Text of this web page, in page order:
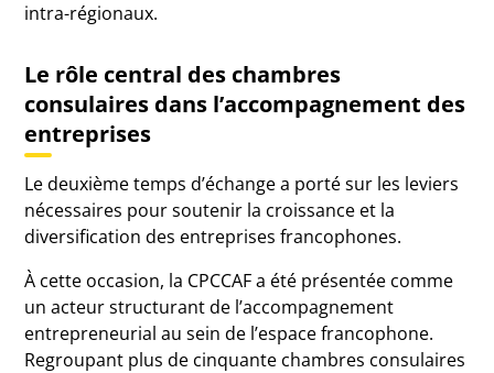
intra-régionaux.
Le rôle central des chambres
consulaires dans l’accompagnement des
entreprises
Le deuxième temps d’échange a porté sur les leviers
nécessaires pour soutenir la croissance et la
diversification des entreprises francophones.
À cette occasion, la CPCCAF a été présentée comme
un acteur structurant de l’accompagnement
entrepreneurial au sein de l’espace francophone.
Regroupant plus de cinquante chambres consulaires